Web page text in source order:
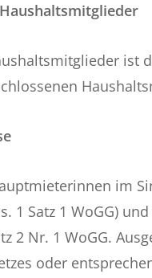
ist
im
1 Satz 1 WoGG)
2 Nr. 1 WoGG.
oder